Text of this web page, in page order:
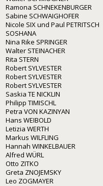
Ramona SCHNEKENBURGER
Sabine SCHWAIGHOFER
Nicole SIX und Paul PETRITSCH
SOSHANA
Nina Rike SPRINGER
Walter STEINACHER
Rita STERN
Robert SYLVESTER
Robert SYLVESTER
Robert SYLVESTER
Saskia TE NICKLIN
Philipp TIMISCHL
Petra VON KAZINYAN
Hans WEIBOLD
Letizia WERTH
Markus WILFLING
Hannah WINKELBAUER
Alfred WÜRL
Otto ZITKO
Greta ZNOJEMSKY
Leo ZOGMAYER